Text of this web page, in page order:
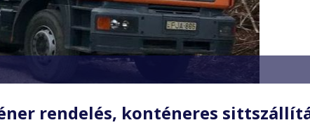
Konténer
rendelés, konténeres